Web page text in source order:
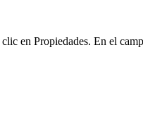
en Propiedades. En el